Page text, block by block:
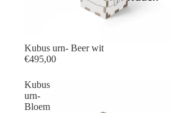
Kubus urn- Beer wit
€495,00
Kubus
urn-
Bloem